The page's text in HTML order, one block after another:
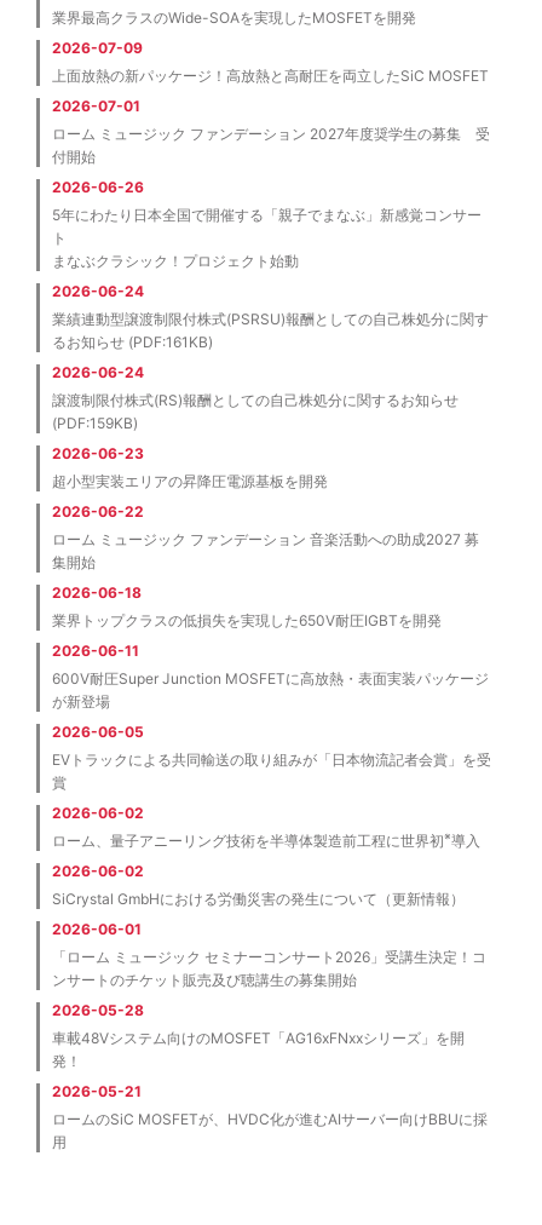
業界最高クラスのWide-SOAを実現したMOSFETを開発
2026-07-09
上面放熱の新パッケージ！高放熱と高耐圧を両立したSiC MOSFET
2026-07-01
ローム ミュージック ファンデーション 2027年度奨学生の募集 受
付開始
2026-06-26
5年にわたり日本全国で開催する「親子でまなぶ」新感覚コンサー
ト
まなぶクラシック！プロジェクト始動
2026-06-24
業績連動型譲渡制限付株式(PSRSU)報酬としての自己株処分に関す
るお知らせ (PDF:161KB)
2026-06-24
譲渡制限付株式(RS)報酬としての自己株処分に関するお知らせ
(PDF:159KB)
2026-06-23
超小型実装エリアの昇降圧電源基板を開発
2026-06-22
ローム ミュージック ファンデーション 音楽活動への助成2027 募
集開始
2026-06-18
業界トップクラスの低損失を実現した650V耐圧IGBTを開発
2026-06-11
600V耐圧Super Junction MOSFETに高放熱・表面実装パッケージ
が新登場
2026-06-05
EVトラックによる共同輸送の取り組みが「日本物流記者会賞」を受
賞
2026-06-02
ローム、量子アニーリング技術を半導体製造前工程に世界初※導入
2026-06-02
SiCrystal GmbHにおける労働災害の発生について（更新情報）
2026-06-01
「ローム ミュージック セミナーコンサート2026」受講生決定！コ
ンサートのチケット販売及び聴講生の募集開始
2026-05-28
車載48Vシステム向けのMOSFET「AG16xFNxxシリーズ」を開
発！
2026-05-21
ロームのSiC MOSFETが、HVDC化が進むAIサーバー向けBBUに採
用